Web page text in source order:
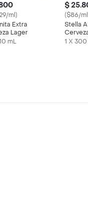
ml)
Extra
Lager
mL
$
($86/
Stella
1 X